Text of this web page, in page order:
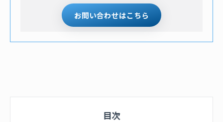
お問い合わせはこちら
目次